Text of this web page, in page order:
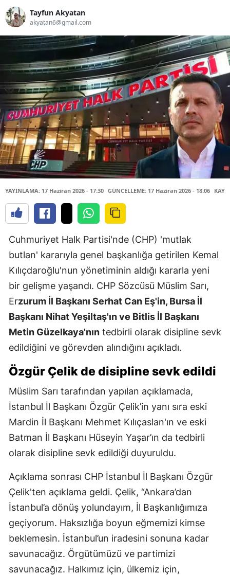
Tayfun Akyatan
akyatan6@gmail.com
YAYINLAMA: 17 Haziran 2026 - 17:30 GÜNCELLEME: 17 Haziran 2026 - 18:06
Cuhmuriyet Halk Partisi'nde (CHP) 'mutlak
butlan' kararıyla genel başkanlığa getirilen Kemal
Kılıçdaroğlu'nun yönetiminin aldığı kararla yeni
bir gelişme yaşandı. CHP Sözcüsü Müslim Sarı,
Erzurum İl Başkanı Serhat Can Eş'in, Bursa İl
Başkanı Nihat Yeşiltaş'ın ve Bitlis İl Başkanı
Metin Güzelkaya'nın tedbirli olarak disipline sevk
edildiğini ve görevden alındığını açıkladı.
Özgür Çelik de disipline sevk edildi
Müslim Sarı tarafından yapılan açıklamada,
İstanbul İl Başkanı Özgür Çelik’in yanı sıra eski
Mardin İl Başkanı Mehmet Kılıçaslan'ın ve eski
Batman İl Başkanı Hüseyin Yaşar’ın da tedbirli
olarak disipline sevk edildiği duyuruldu.
Açıklama sonrası CHP İstanbul İl Başkanı Özgür
Çelik'ten açıklama geldi. Çelik, “Ankara’dan
İstanbul’a dönüş yolundayım, İl Başkanlığımıza
geçiyorum. Haksızlığa boyun eğmemizi kimse
beklemesin. İstanbul’un iradesini sonuna kadar
savunacağız. Örgütümüzü ve partimizi
savunacağız. Halkımız için, ülkemiz için,